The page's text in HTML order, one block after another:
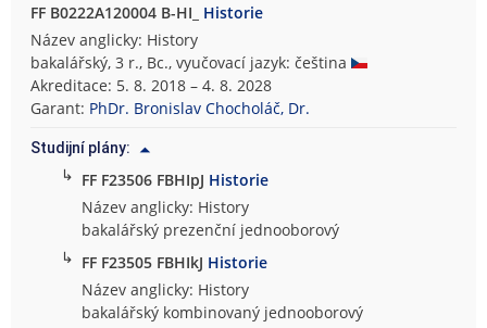
FF B0222A120004 B-HI_ Historie
Název anglicky: History
bakalářský, 3 r., Bc., vyučovací jazyk: čeština
Akreditace: 5. 8. 2018 – 4. 8. 2028
Garant: PhDr. Bronislav Chocholáč, Dr.
Studijní plány:
↳ FF F23506 FBHIpJ Historie
Název anglicky: History
bakalářský prezenční jednooborový
↳ FF F23505 FBHIkJ Historie
Název anglicky: History
bakalářský kombinovaný jednooborový